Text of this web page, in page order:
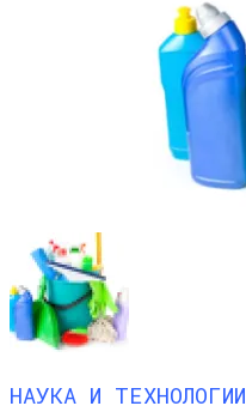
НАУКА И ТЕХНОЛОГИИ